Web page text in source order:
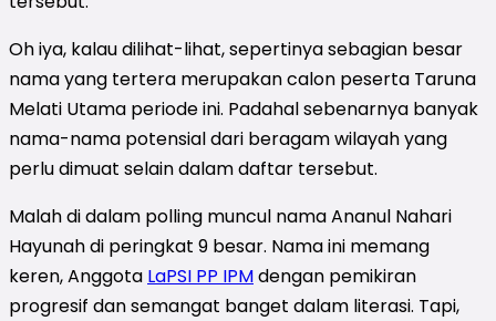
Oh iya, kalau dilihat-lihat, sepertinya sebagian besar
nama yang tertera merupakan calon peserta Taruna
Melati Utama periode ini. Padahal sebenarnya banyak
nama-nama potensial dari beragam wilayah yang
perlu dimuat selain dalam daftar tersebut.
Malah di dalam polling muncul nama Ananul Nahari
Hayunah di peringkat 9 besar. Nama ini memang
keren, Anggota LaPSI PP IPMdengan pemikiran
progresif dan semangat banget dalam literasi. Tapi,